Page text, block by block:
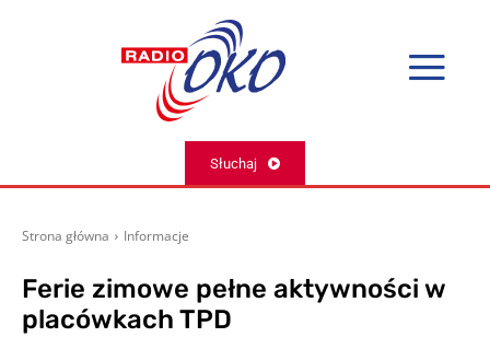
Słuchaj
Strona główna Informacje
Ferie zimowe pełne aktywności w
placówkach TPD